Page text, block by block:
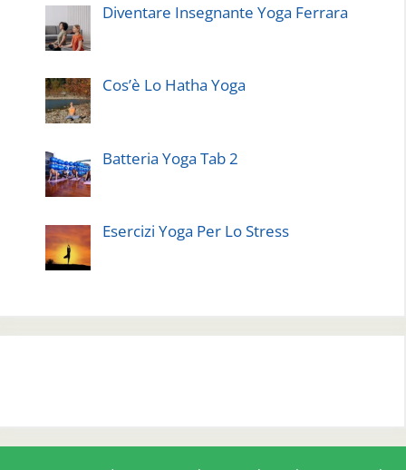
Diventare Insegnante Yoga Ferrara
Cos’è Lo Hatha Yoga
Batteria Yoga Tab 2
Esercizi Yoga Per Lo Stress